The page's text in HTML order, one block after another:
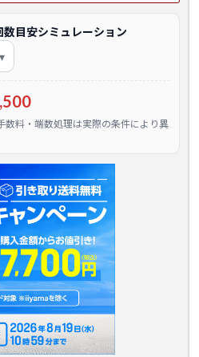
目安シミュレーション
料・端数処理は実際の条件により異